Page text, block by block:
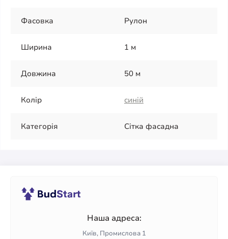
Фасовка Рулон
Ширина 1 м
Довжина 50 м
Колір синій
Категорія Сітка фасадна
Наша адреса:
Київ, Промислова 1